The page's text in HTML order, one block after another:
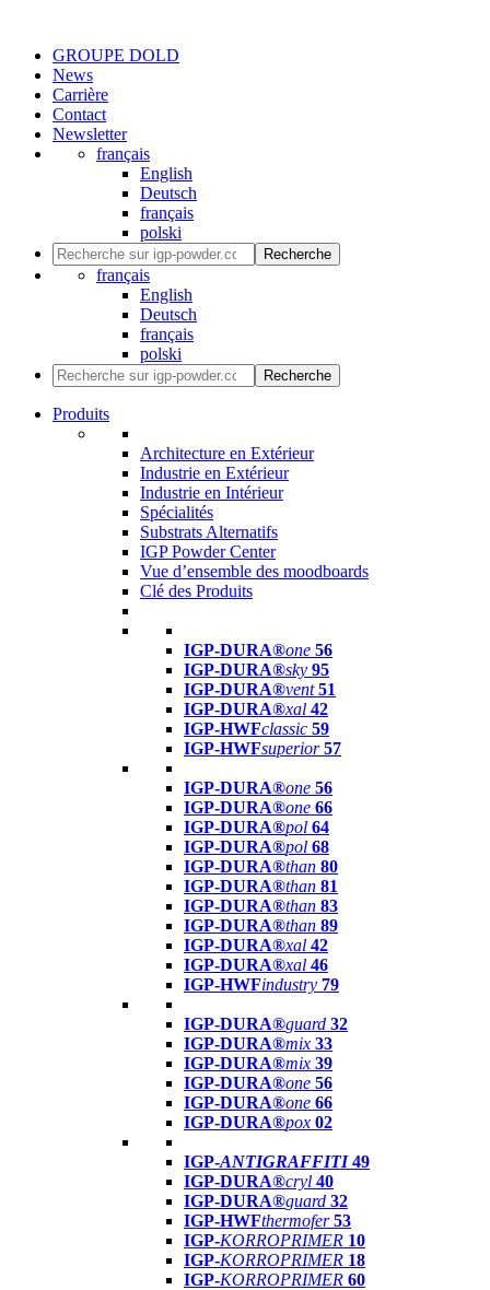
GROUPE DOLD
News
Carrière
Contact
Newsletter
français
English
Deutsch
français
polski
Recherche
français
English
Deutsch
français
polski
Recherche
Produits
Architecture en Extérieur
Industrie en Extérieur
Industrie en Intérieur
Spécialités
Substrats Alternatifs
IGP Powder Center
Vue d’ensemble des moodboards
Clé des Produits
IGP-DURA®one 56
IGP-DURA®sky 95
IGP-DURA®vent 51
IGP-DURA®xal 42
IGP-HWFclassic 59
IGP-HWFsuperior 57
IGP-DURA®one 56
IGP-DURA®one 66
IGP-DURA®pol 64
IGP-DURA®pol 68
IGP-DURA®than 80
IGP-DURA®than 81
IGP-DURA®than 83
IGP-DURA®than 89
IGP-DURA®xal 42
IGP-DURA®xal 46
IGP-HWFindustry 79
IGP-DURA®guard 32
IGP-DURA®mix 33
IGP-DURA®mix 39
IGP-DURA®one 56
IGP-DURA®one 66
IGP-DURA®pox 02
IGP-ANTIGRAFFITI49
IGP-DURA®cryl 40
IGP-DURA®guard 32
IGP-HWFthermofer 53
IGP-KORROPRIMER 10
IGP-KORROPRIMER 18
IGP-KORROPRIMER 60